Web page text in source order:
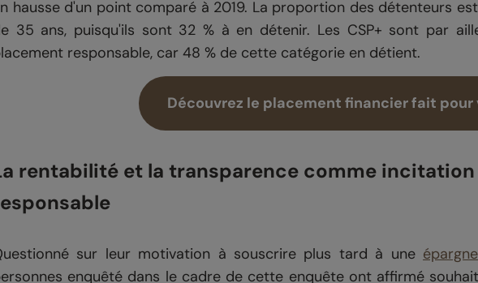
hausse d'un point comparé à 2019. La proportion des détenteurs
35 ans, puisqu'ils sont 32 % à en détenir. Les CSP+ sont par
responsable, car 48 % de cette catégorie en détient.
Découvrez le placement financier fait pour
rentabilité et la transparence comme
sur leur motivation à souscrire plus tard à une épargne
enquêté dans le cadre de cette enquête ont affirmé